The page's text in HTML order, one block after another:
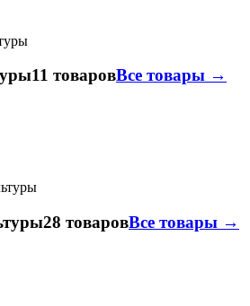
11 товаровВсе товары →
28 товаровВсе товары →